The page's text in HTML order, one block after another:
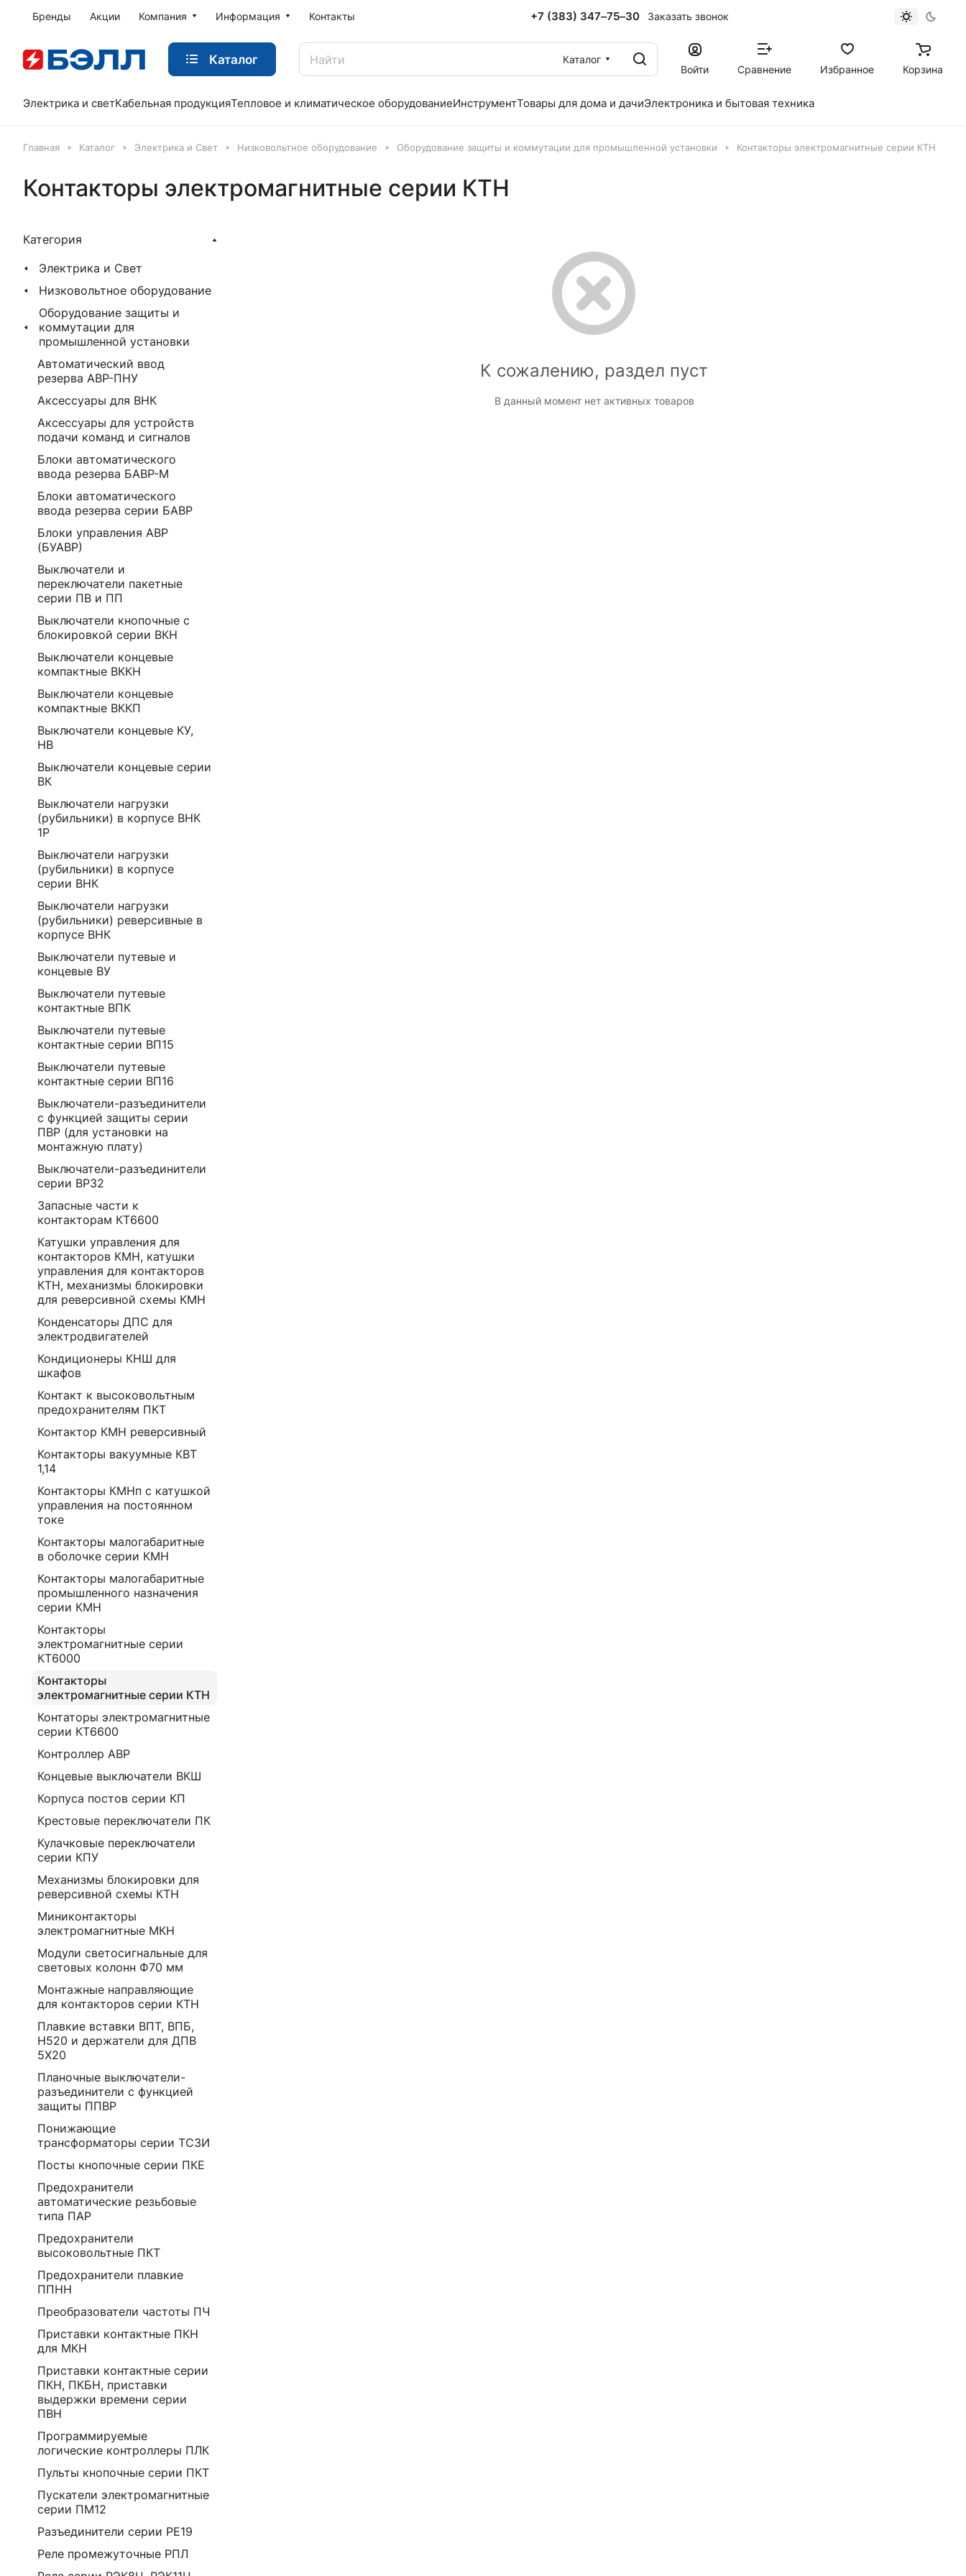
Бренды Акции Компания Информация Контакты +7 (383) 347‒75‒30 Заказать звонок
Каталог
Каталог
Войти
Сравнение Избранное Корзина
Электрика и светКабельная продукцияТепловое и климатическое оборудованиеИнструментТовары для дома и дачиЭлектроника и бытовая техника
Главная Каталог Электрика и Свет Низковольтное оборудование Оборудование защиты и коммутации для промышленной установки Контакторы электромагнитные серии КТН
Контакторы электромагнитные серии КТН
К сожалению, раздел пуст
В данный момент нет активных товаров
Категория
Электрика и Свет
Низковольтное оборудование
Оборудование защиты и
коммутации для
промышленной установки
Автоматический ввод
резерва АВР-ПНУ
Аксессуары для ВНК
Аксессуары для устройств
подачи команд и сигналов
Блоки автоматического
ввода резерва БАВР-М
Блоки автоматического
ввода резерва серии БАВР
Блоки управления АВР
(БУАВР)
Выключатели и
переключатели пакетные
серии ПВ и ПП
Выключатели кнопочные с
блокировкой серии ВКН
Выключатели концевые
компактные ВККН
Выключатели концевые
компактные ВККП
Выключатели концевые КУ,
НВ
Выключатели концевые серии
ВК
Выключатели нагрузки
(рубильники) в корпусе ВНК
1Р
Выключатели нагрузки
(рубильники) в корпусе
серии ВНК
Выключатели нагрузки
(рубильники) реверсивные в
корпусе ВНК
Выключатели путевые и
концевые ВУ
Выключатели путевые
контактные ВПК
Выключатели путевые
контактные серии ВП15
Выключатели путевые
контактные серии ВП16
Выключатели-разъединители
с функцией защиты серии
ПВР (для установки на
монтажную плату)
Выключатели-разъединители
серии ВР32
Запасные части к
контакторам КТ6600
Катушки управления для
контакторов КМН, катушки
управления для контакторов
КТН, механизмы блокировки
для реверсивной схемы КМН
Конденсаторы ДПС для
электродвигателей
Кондиционеры КНШ для
шкафов
Контакт к высоковольтным
предохранителям ПКТ
Контактор КМН реверсивный
Контакторы вакуумные КВТ
1,14
Контакторы КМНп с катушкой
управления на постоянном
токе
Контакторы малогабаритные
в оболочке серии КМН
Контакторы малогабаритные
промышленного назначения
серии КМН
Контакторы
электромагнитные серии
КТ6000
Контакторы
электромагнитные серии КТН
Контаторы электромагнитные
серии КТ6600
Контроллер АВР
Концевые выключатели ВКШ
Корпуса постов серии КП
Крестовые переключатели ПК
Кулачковые переключатели
серии КПУ
Механизмы блокировки для
реверсивной схемы КТН
Миниконтакторы
электромагнитные МКН
Модули светосигнальные для
световых колонн Ф70 мм
Монтажные направляющие
для контакторов серии КТН
Плавкие вставки ВПТ, ВПБ,
Н520 и держатели для ДПВ
5Х20
Планочные выключатели-
разъединители с функцией
защиты ППВР
Понижающие
трансформаторы серии ТСЗИ
Посты кнопочные серии ПКЕ
Предохранители
автоматические резьбовые
типа ПАР
Предохранители
высоковольтные ПКТ
Предохранители плавкие
ППНН
Преобразователи частоты ПЧ
Приставки контактные ПКН
для МКН
Приставки контактные серии
ПКН, ПКБН, приставки
выдержки времени серии
ПВН
Программируемые
логические контроллеры ПЛК
Пульты кнопочные серии ПКТ
Пускатели электромагнитные
серии ПМ12
Разъединители серии РЕ19
Реле промежуточные РПЛ